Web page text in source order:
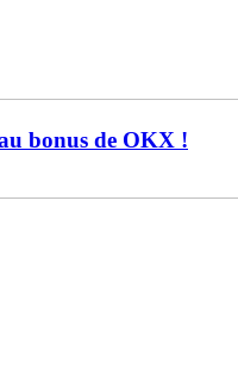
bonus de OKX !